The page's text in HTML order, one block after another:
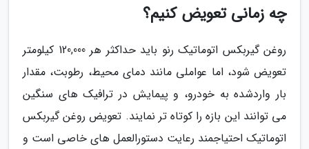
چه زمانی تعویض کنیم؟
روغن گیربکس اتوماتیک رنو باید حداکثر هر 120,000 کیلومتر
تعویض شود، اما عواملی مانند دمای محیط، رطوبت، مقدار
بار واردشده به خودرو، و پیمایش در ترافیک های سنگین
می توانند این بازه را کوتاه تر نمایند. تعویض روغن گیربکس
اتوماتیک احتیاجمند رعایت دستورالعمل های خاصی است و